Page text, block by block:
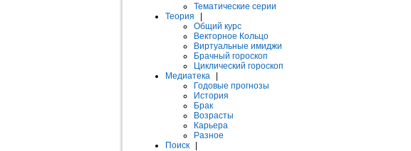
Тематические серии
Теория
Общий курс
Векторное Кольцо
Виртуальные имиджи
Брачный гороскоп
Циклический гороскоп
Медиатека
Годовые прогнозы
История
Брак
Возрасты
Карьера
Разное
Поиск